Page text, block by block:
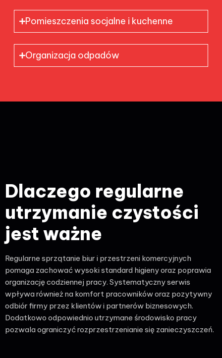
Pomieszczenia socjalne i kuchenne
Organizacja odpadów
Dlaczego regularne
utrzymanie czystości
jest ważne
Regularne sprzątanie biur i przestrzeni komercyjnych
pomaga zachować wysoki standard higieny oraz poprawia
organizację codziennej pracy. Systematyczny serwis
wpływa również na komfort pracowników oraz pozytywny
odbiór firmy przez klientów i partnerów biznesowych.
Dodatkowo odpowiednio utrzymane środowisko pracy
pozwala ograniczyć rozprzestrzenianie się zanieczyszczeń.